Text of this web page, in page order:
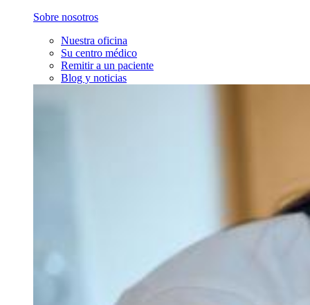
Sobre nosotros
Nuestra oficina
Su centro médico
Remitir a un paciente
Blog y noticias